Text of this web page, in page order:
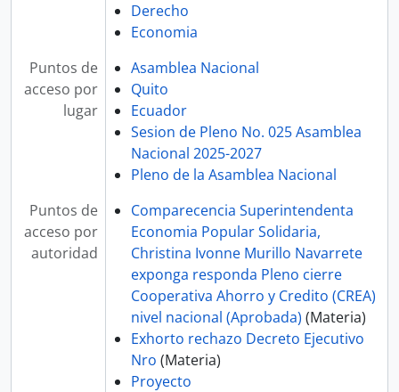
Derecho
Economia
Puntos de
acceso por
lugar
Asamblea Nacional
Quito
Ecuador
Sesion de Pleno No. 025 Asamblea
Nacional 2025-2027
Pleno de la Asamblea Nacional
Puntos de
acceso por
autoridad
Comparecencia Superintendenta
Economia Popular Solidaria,
Christina Ivonne Murillo Navarrete
exponga responda Pleno cierre
Cooperativa Ahorro y Credito (CREA)
nivel nacional (Aprobada) (Materia)
Exhorto rechazo Decreto Ejecutivo
Nro (Materia)
Proyecto